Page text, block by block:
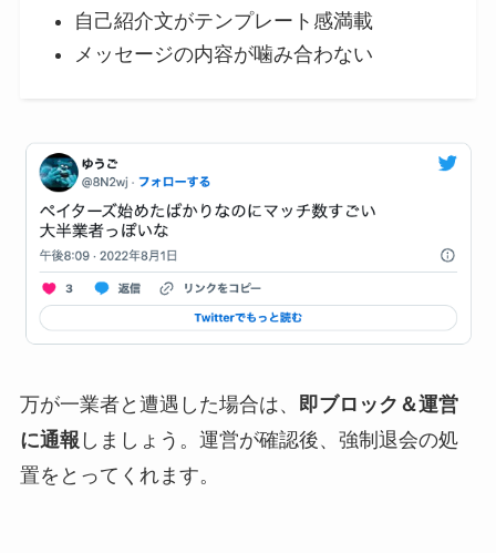
自己紹介文がテンプレート感満載
メッセージの内容が噛み合わない
万が一業者と遭遇した場合は、 即ブロック＆運営
に通報 しましょう。運営が確認後、強制退会の処
置をとってくれます。